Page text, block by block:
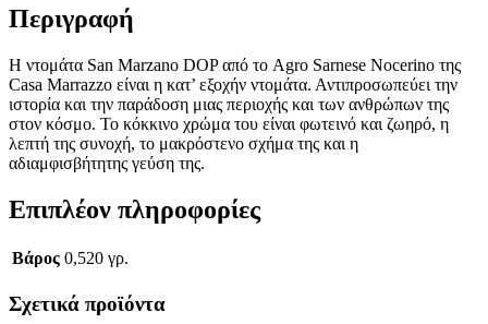
Περιγραφή
Η ντομάτα San Marzano DOP από το Agro Sarnese Nocerino της
Casa Marrazzo είναι η κατ’ εξοχήν ντομάτα. Αντιπροσωπεύει την
ιστορία και την παράδοση μιας περιοχής και των ανθρώπων της
στον κόσμο. Το κόκκινο χρώμα του είναι φωτεινό και ζωηρό, η
λεπτή της συνοχή, το μακρόστενο σχήμα της και η
αδιαμφισβήτητης γεύση της.
Επιπλέον πληροφορίες
Βάρος 0,520 γρ.
Σχετικά προϊόντα